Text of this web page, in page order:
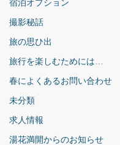
宿泊オプション
撮影秘話
旅の思ひ出
旅行を楽しむためには…
春によくあるお問い合わせ
未分類
求人情報
湯花満開からのお知らせ